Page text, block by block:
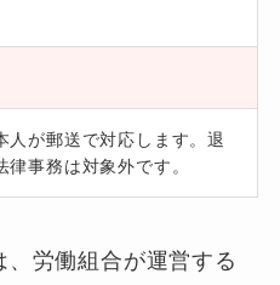
人が郵送で対応します。退
事務は対象外です。
、労働組合が運営する